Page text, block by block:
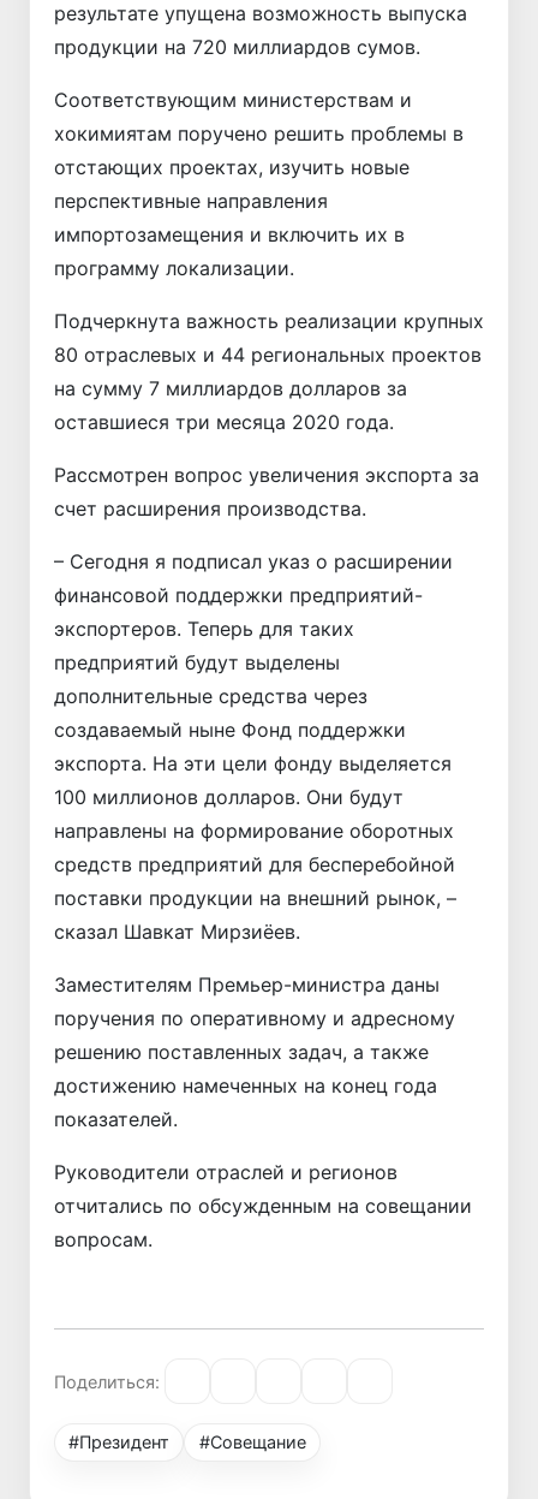
результате упущена возможность выпуска
продукции на 720 миллиардов сумов.
Соответствующим министерствам и
хокимиятам поручено решить проблемы в
отстающих проектах, изучить новые
перспективные направления
импортозамещения и включить их в
программу локализации.
Подчеркнута важность реализации крупных
80 отраслевых и 44 региональных проектов
на сумму 7 миллиардов долларов за
оставшиеся три месяца 2020 года.
Рассмотрен вопрос увеличения экспорта за
счет расширения производства.
– Сегодня я подписал указ о расширении
финансовой поддержки предприятий-
экспортеров. Теперь для таких
предприятий будут выделены
дополнительные средства через
создаваемый ныне Фонд поддержки
экспорта. На эти цели фонду выделяется
100 миллионов долларов. Они будут
направлены на формирование оборотных
средств предприятий для бесперебойной
поставки продукции на внешний рынок, –
сказал Шавкат Мирзиёев.
Заместителям Премьер-министра даны
поручения по оперативному и адресному
решению поставленных задач, а также
достижению намеченных на конец года
показателей.
Руководители отраслей и регионов
отчитались по обсужденным на совещании
вопросам.
Поделиться:
#Президент #Совещание